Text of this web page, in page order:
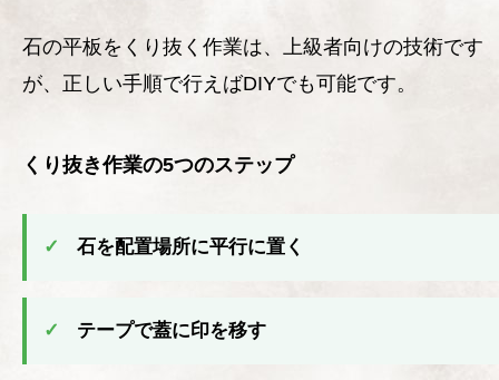
石の平板をくり抜く作業は、上級者向けの技術です
が、正しい手順で行えばDIYでも可能です。
くり抜き作業の5つのステップ
✓ 石を配置場所に平行に置く
✓ テープで蓋に印を移す